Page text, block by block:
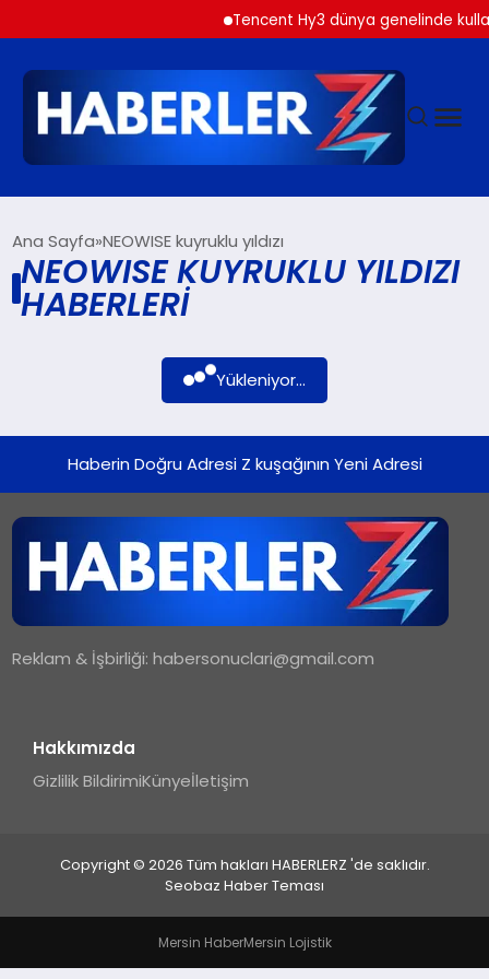
Tencent Hy3 dünya genelinde
SIYASET
SPOR
TEKNOLOJI
Ana Sayfa NEOWISE kuyruklu yıldızı
NEOWISE KUYRUKLU YILDIZI
HABERLERI
Yükleniyor...
Haberin Doğru Adresi Z kuşağının Yeni Adresi
Reklam & İşbirliği:habersonuclari@gmail.com
Hakkımızda
Gizlilik BildirimiKünyeİletişim
Copyright © 2026 Tüm hakları HABERLERZ 'de saklıdır.
Seobaz Haber Teması
Mersin HaberMersin Lojistik